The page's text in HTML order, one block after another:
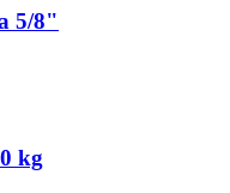
5/8"
kg